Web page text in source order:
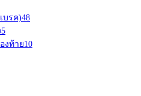
บรค)48
5
งท้าย10